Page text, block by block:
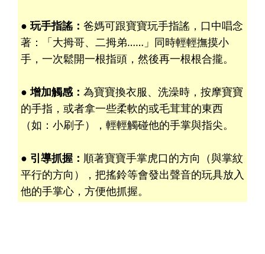
● 玩手指謠： 爸媽可跟寶寶玩手指謠，口中唱念
著：「大拇哥、二拇弟……」同時輕輕撫摸小
手，一次鬆開一根指頭，然後再一根根合攏。
● 增加觸感： 為寶寶換衣服、洗澡時，按摩寶寶
的手指，或者拿一些柔軟的或毛茸茸的東西
（如：小刷子），輕輕觸碰他的手掌與指尖。
● 引導抓握： 順著寶寶手掌虎口的方向（與掌紋
平行的方向），把搖鈴等會發出聲音的玩具放入
他的手掌心，方便他抓握。